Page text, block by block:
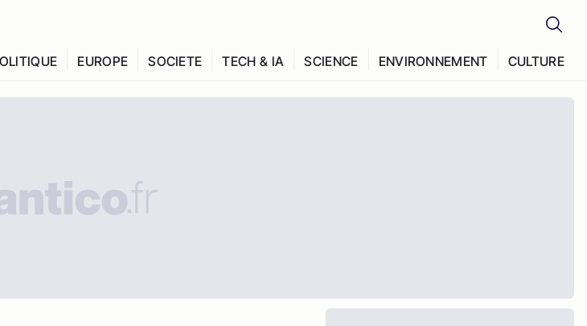
EUROPE SOCIETE TECH & IA SCIENCE ENVIRONNEMENT CULTURE